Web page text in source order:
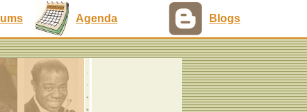
Agenda Blogs